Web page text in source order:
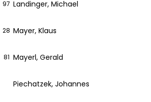
97 Landinger, Michael
28 Mayer, Klaus
81 Mayerl, Gerald
Piechatzek, Johannes